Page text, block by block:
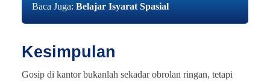
Baca Juga: Belajar Isyarat Spasial
Kesimpulan
Gosip di kantor bukanlah sekadar obrolan ringan, tetapi